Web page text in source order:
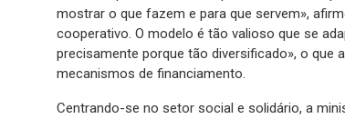
mostrar o que fazem e para que servem»,
cooperativo. O modelo é tão valioso que se
precisamente porque tão diversificado», o
mecanismos de financiamento.
Centrando-se no setor social e solidário, a